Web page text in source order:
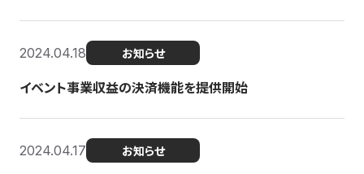
2024.04.18 お知らせ
イベント事業収益の決済機能を提供開始
2024.04.17 お知らせ